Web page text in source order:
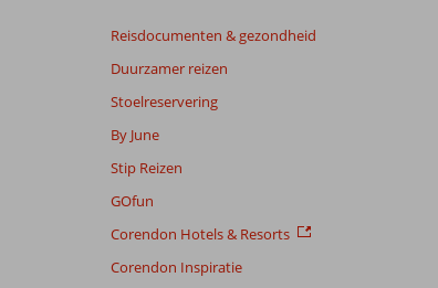
Reisdocumenten & gezondheid
Duurzamer reizen
Stoelreservering
By June
Stip Reizen
GOfun
Corendon Hotels & Resorts
Corendon Inspiratie